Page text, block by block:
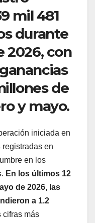
mil 481
durante
2026, con
de
y mayo.
iniciada en
en
en los
En los últimos 12
de 2026, las
a 1.2
cifras más